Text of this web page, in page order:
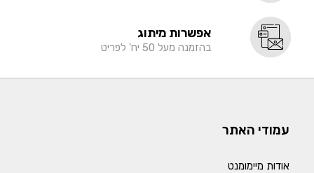
אפשרות מיתוג
בהזמנה מעל 50 יח' לפריט
עמודי האתר
אודות מיימומנט